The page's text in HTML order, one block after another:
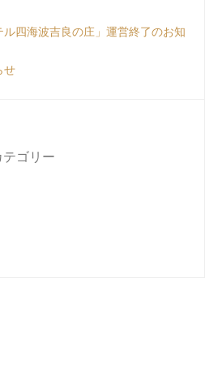
ル四海波吉良の庄」運営終了のお知
せ
テゴリー